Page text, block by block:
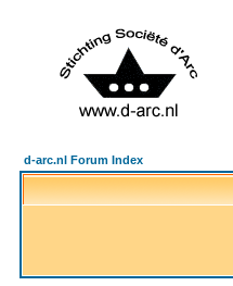
d-arc.nl Forum Index